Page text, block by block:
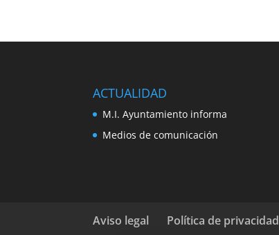
ACTUALIDAD
M.I. Ayuntamiento informa
Medios de comunicación
Aviso legal Política de privacidad